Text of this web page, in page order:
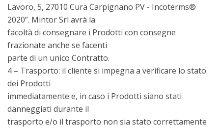
Lavoro, 5, 27010 Cura Carpignano PV - Incoterms®
2020”. Mintor Srl avrà la
facoltà di consegnare i Prodotti con consegne
frazionate anche se facenti
parte di un unico Contratto.
4 – Trasporto: il cliente si impegna a verificare lo stato
dei Prodotti
immediatamente e, in caso i Prodotti siano stati
danneggiati durante il
trasporto e/o il trasporto non sia stato correttamente